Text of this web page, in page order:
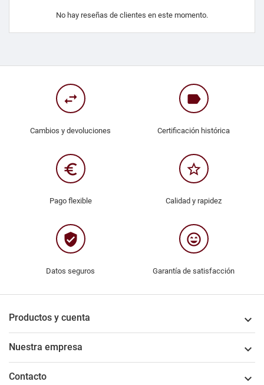
No hay reseñas de clientes en este momento.
swap_horiz
Cambios y devoluciones
label
Certificación histórica
euro_symbol
Pago flexible
star_border
Calidad y rapidez
verified_user
Datos seguros
sentiment_very_satisfied
Garantía de satisfacción
Productos y cuenta 
Nuestra empresa 
Contacto 